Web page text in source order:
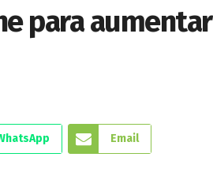
para aumentar
Email